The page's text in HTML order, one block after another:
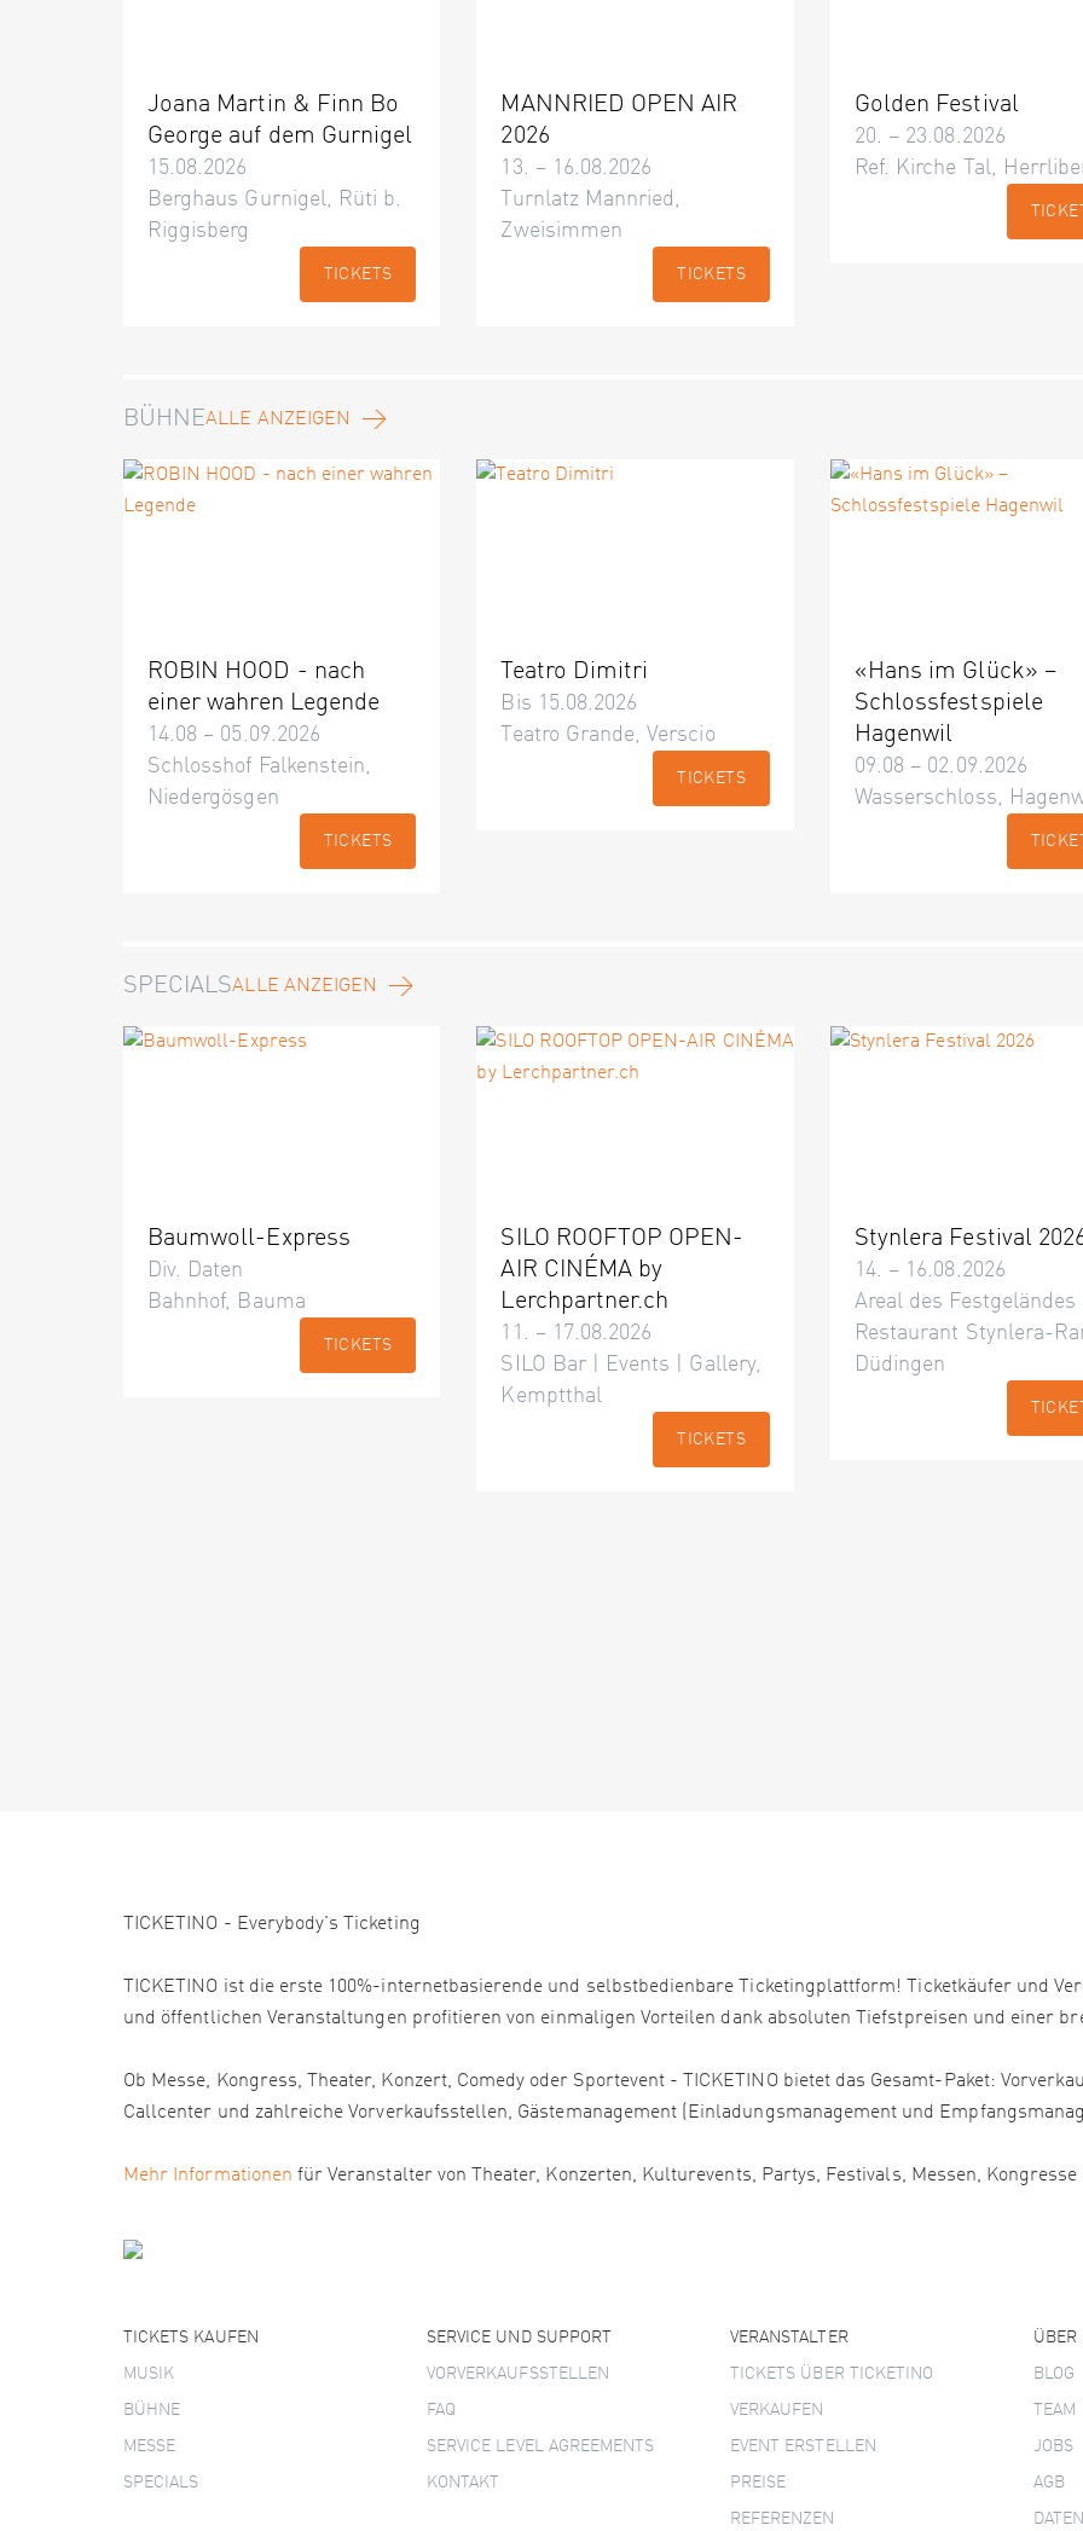
Joana Martin & Finn Bo
George auf dem Gurnigel
15.08.2026
Berghaus Gurnigel, Rüti b.
Riggisberg
TICKETS
MANNRIED OPEN AIR
2026
13. – 16.08.2026
Turnlatz Mannried,
Zweisimmen
TICKETS
Golden Festival
20. – 23.08.2026
Ref. Kirche Tal,
BÜHNEALLE ANZEIGEN
ROBIN HOOD - nach
einer wahren Legende
14.08 – 05.09.2026
Schlosshof Falkenstein,
Niedergösgen
TICKETS
Teatro Dimitri
Bis 15.08.2026
Teatro Grande, Verscio
TICKETS
«Hans im Glück» –
Schlossfestspiele
Hagenwil
09.08 – 02.09.2026
Wasserschloss,
SPECIALSALLE ANZEIGEN
Baumwoll-Express
Div. Daten
Bahnhof, Bauma
TICKETS
SILO ROOFTOP OPEN-
AIR CINÉMA by
Lerchpartner.ch
11. – 17.08.2026
SILO Bar | Events | Gallery,
Kemptthal
TICKETS
Stynlera Festival
14. – 16.08.2026
Areal des Festgeländes
Restaurant Stynlera-
Düdingen
TICKETINO - Everybody's Ticketing
TICKETINO ist die erste 100%-internetbasierende und selbstbedienbare Ticketingplattform! Ticketkäufer und
und öffentlichen Veranstaltungen profitieren von einmaligen Vorteilen dank absoluten Tiefstpreisen und einer
Ob Messe, Kongress, Theater, Konzert, Comedy oder Sportevent - TICKETINO bietet das Gesamt-Paket:
Callcenter und zahlreiche Vorverkaufsstellen, Gästemanagement (Einladungsmanagement und
Mehr Informationen für Veranstalter von Theater, Konzerten, Kulturevents, Partys, Festivals, Messen,
TICKETS KAUFEN
MUSIK
BÜHNE
MESSE
SPECIALS
SERVICE UND SUPPORT
VORVERKAUFSSTELLEN
FAQ
SERVICE LEVEL AGREEMENTS
KONTAKT
VERANSTALTER
TICKETS ÜBER TICKETINO
VERKAUFEN
EVENT ERSTELLEN
PREISE
REFERENZEN
ÜBER
BLOG
TEAM
JOBS
AGB